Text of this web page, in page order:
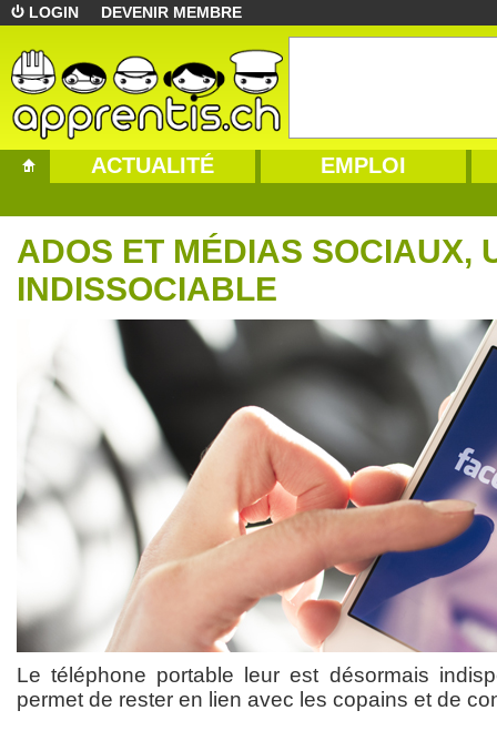
LOGIN DEVENIR MEMBRE
ACTUALITÉ EMPLOI
ADOS ET MÉDIAS SOCIAUX,
INDISSOCIABLE
Le téléphone portable leur est désormais
permet de rester en lien avec les copains et de